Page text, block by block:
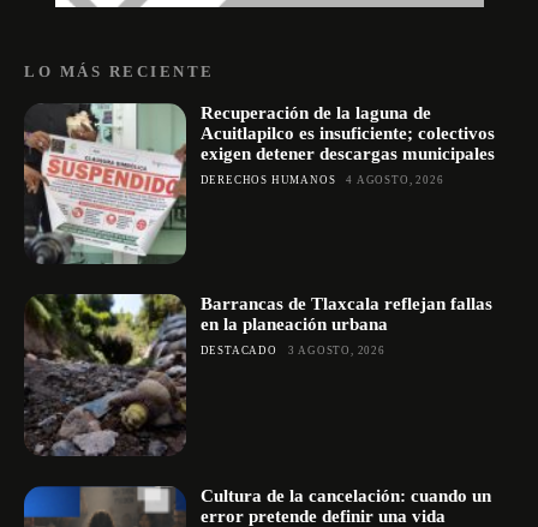
LO MÁS RECIENTE
Recuperación de la laguna de
Acuitlapilco es insuficiente; colectivos
exigen detener descargas municipales
DERECHOS HUMANOS 4 AGOSTO, 2026
Barrancas de Tlaxcala reflejan fallas
en la planeación urbana
DESTACADO 3 AGOSTO, 2026
Cultura de la cancelación: cuando un
error pretende definir una vida